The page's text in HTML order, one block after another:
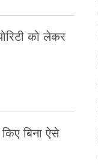
को लेकर
बिना ऐसे